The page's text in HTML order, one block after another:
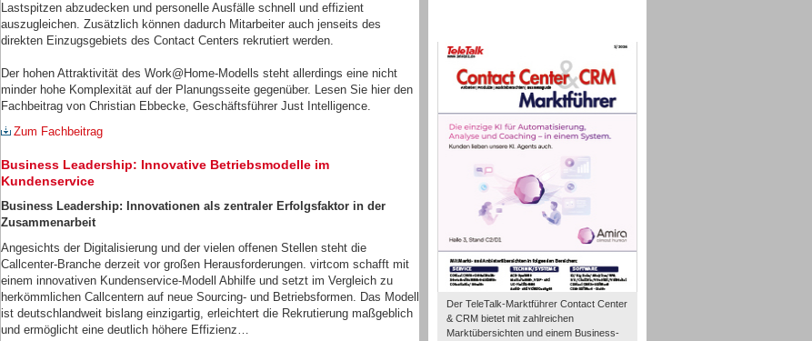
Lastspitzen abzudecken und personelle Ausfälle schnell und effizient
auszugleichen. Zusätzlich können dadurch Mitarbeiter auch jenseits des
direkten Einzugsgebiets des Contact Centers rekrutiert werden.
Der hohen Attraktivität des Work@Home-Modells steht allerdings eine nicht
minder hohe Komplexität auf der Planungsseite gegenüber. Lesen Sie hier den
Fachbeitrag von Christian Ebbecke, Geschäftsführer Just Intelligence.
Zum Fachbeitrag
Business Leadership: Innovative Betriebsmodelle im
Kundenservice
Business Leadership: Innovationen als zentraler Erfolgsfaktor in der
Zusammenarbeit
Angesichts der Digitalisierung und der vielen offenen Stellen steht die
Callcenter-Branche derzeit vor großen Herausforderungen. virtcom schafft mit
einem innovativen Kundenservice-Modell Abhilfe und setzt im Vergleich zu
herkömmlichen Callcentern auf neue Sourcing- und Betriebsformen. Das Modell
ist deutschlandweit bislang einzigartig, erleichtert die Rekrutierung maßgeblich
und ermöglicht eine deutlich höhere Effizienz…
Der TeleTalk-Marktführer Contact Center
& CRM bietet mit zahlreichen
Marktübersichten und einem Business-